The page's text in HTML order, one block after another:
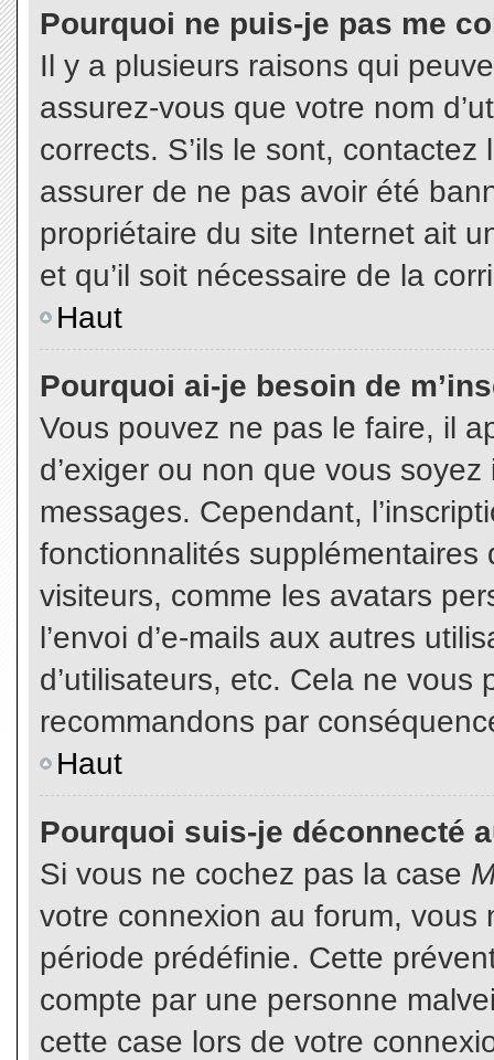
Pourquoi ne puis-je pas me
Il y a plusieurs raisons qui
assurez-vous que votre nom
corrects. S’ils le sont,
assurer de ne pas avoir été
propriétaire du site Internet ait
et qu’il soit nécessaire de la
Haut
Pourquoi ai-je besoin de
Vous pouvez ne pas le faire, il
d’exiger ou non que vous
messages. Cependant,
fonctionnalités
visiteurs, comme les avatars
l’envoi d’e-mails aux autres
d’utilisateurs, etc. Cela ne vous
recommandons par
Haut
Pourquoi suis-je déconnecté
Si vous ne cochez pas la case
votre connexion au forum,
période prédéfinie. Cette
compte par une personne
cette case lors de votre